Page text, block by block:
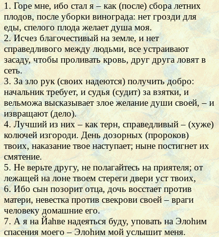
1. Горе мне, ибо стал я – как (после) сбора летних
плодов, после уборки винограда: нет грозди для
еды, спелого плода желает душа моя.
2. Исчез благочестивый на земле, и нет
справедливого между людьми, все устраивают
засаду, чтобы проливать кровь, друг друга ловят в
сеть.
3. За зло рук (своих надеются) получить добро:
начальник требует, и судья (судит) за взятки, и
вельможа высказывает злое желание души своей, – и
извращают (дело).
4. Лучший из них – как терн, справедливый – (хуже)
колючей изгороди. День дозорных (пророков)
твоих, наказание твое наступает; ныне постигнет их
смятение.
5. Не верьте другу, не полагайтесь на приятеля; от
лежащей на лоне твоем стереги двери уст твоих,
6. Ибо сын позорит отца, дочь восстает против
матери, невестка против свекрови своей – враги
человеку домашние его.
7. А я на Йаhве надеяться буду, уповать на Элоhим
спасения моего – Элоhим мой услышит меня.